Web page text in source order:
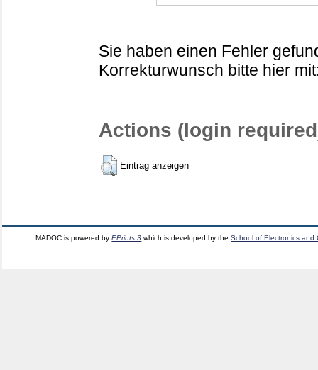
Sie haben einen Fehler
Korrekturwunsch bitte hier
Actions (login
Eintrag anzeigen
MADOC is powered byEPrints 3 which is developed by theSchool of Electronics and